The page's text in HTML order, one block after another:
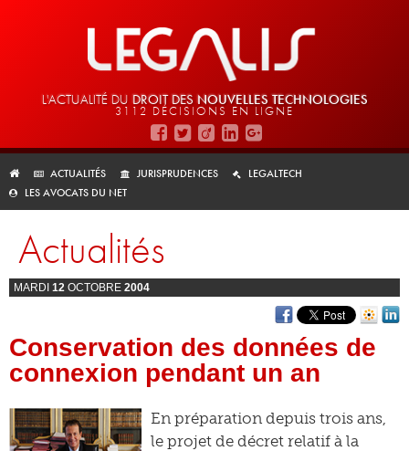
L'ACTUALITÉ DU DROIT DES NOUVELLES TECHNOLOGIES
3112 DÉCISIONS EN LIGNE
ACTUALITÉS JURISPRUDENCES
LEGALTECH
LES AVOCATS DU NET
Actualités
MARDI 12 OCTOBRE 2004
Conservation des données de
connexion pendant un an
En préparation depuis trois ans,
le projet de décret relatif à la